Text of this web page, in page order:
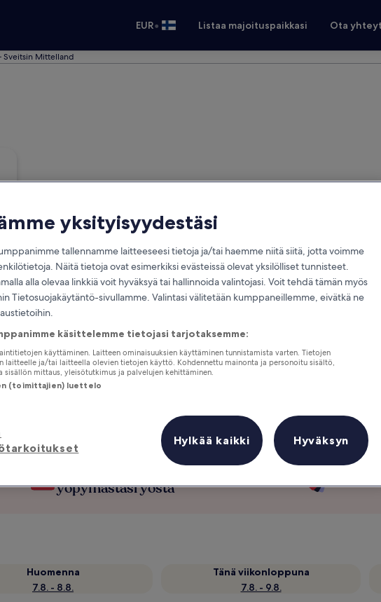
EUR• Listaa majoituspaikkasi Ota
Sveitsin Mittelland
Ansaitse etuja jokaisesta
yöpymästäsi yöstä
Huomenna
7.8. - 8.8.
Tänä viikonloppuna
7.8. - 9.8.
yksityisyydestäsi
tallennamme laitteeseesi tietoja ja/tai haemme niitä siitä, jotta voimme
Näitä tietoja ovat esimerkiksi evästeissä olevat yksilölliset tunnisteet.
alla olevaa linkkiä voit hyväksyä tai hallinnoida valintojasi. Voit tehdä tämän myös
Tietosuojakäytäntö-sivullamme. Valintasi välitetään kumppaneillemme, eivätkä ne
käsittelemme tietojasi tarjotaksemme:
käyttäminen. Laitteen ominaisuuksien käyttäminen tunnistamista varten. Tietojen
laitteelle ja/tai laitteella olevien tietojen käyttö. Kohdennettu mainonta ja personoitu sisältö,
sisällön mittaus, yleisötutkimus ja palvelujen kehittäminen.
(toimittajien) luettelo
Hylkää kaikki Hyväksyn